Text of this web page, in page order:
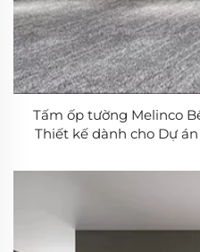
Tấm ốp tường Melinco
Thiết kế dành cho Dự